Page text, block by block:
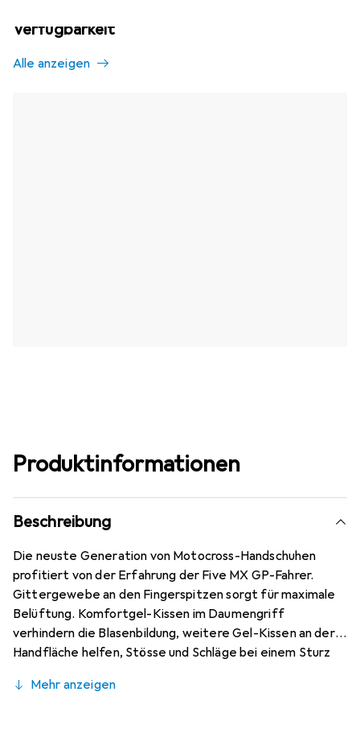
Verfügbarkeit
Alle anzeigen
Produktinformationen
Beschreibung
Die neuste Generation von Motocross-Handschuhen
profitiert von der Erfahrung der Five MX GP-Fahrer.
Gittergewebe an den Fingerspitzen sorgt für maximale
Belüftung. Komfortgel-Kissen im Daumengriff
verhindern die Blasenbildung, weitere Gel-Kissen an der
Handfläche helfen, Stösse und Schläge bei einem Sturz
speziell von FIVE entwickelt wurde, sorgt für ein noch nie
Mehr anzeigen